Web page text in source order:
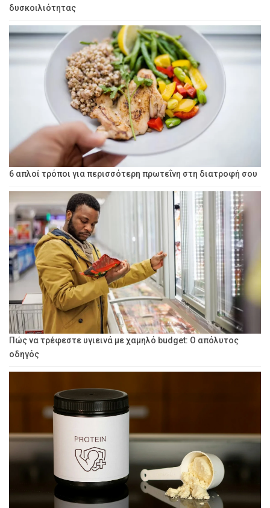
δυσκοιλιότητας
6 απλοί τρόποι για περισσότερη πρωτεΐνη στη διατροφή σου
Πώς να τρέφεστε υγιεινά με χαμηλό budget: Ο απόλυτος
οδηγός